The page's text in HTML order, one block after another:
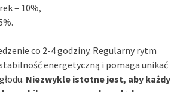
– 10%,
co 2-4 godziny. Regularny rytm
energetyczną i pomaga unikać
Niezwykle istotne jest, aby każdy